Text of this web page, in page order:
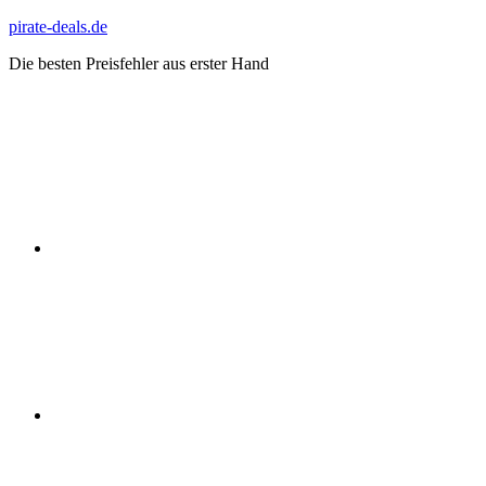
Zum
springen
pirate-deals.de
Die besten Preisfehler aus erster Hand